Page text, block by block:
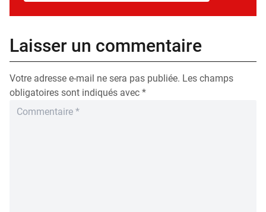
Laisser un commentaire
Votre adresse e-mail ne sera pas publiée. Les champs
obligatoires sont indiqués avec *